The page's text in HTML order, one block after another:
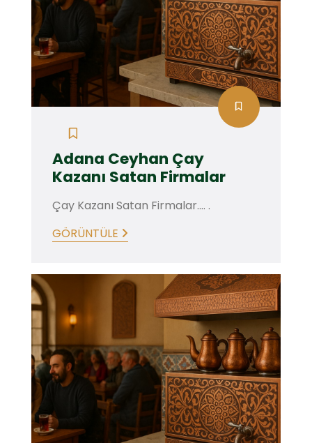
Adana Ceyhan Çay
Kazanı Satan Firmalar
Çay Kazanı Satan Firmalar.... .
GÖRÜNTÜLE